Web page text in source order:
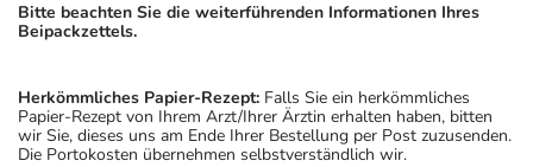
Bitte beachten Sie die weiterführenden Informationen Ihres
Beipackzettels.
Herkömmliches Papier-Rezept: Falls Sie ein herkömmliches
Papier-Rezept von Ihrem Arzt/Ihrer Ärztin erhalten haben, bitten
wir Sie, dieses uns am Ende Ihrer Bestellung per Post zuzusenden.
Die Portokosten übernehmen selbstverständlich wir.